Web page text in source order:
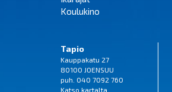
Koulukino
Tapio
Kauppakatu 27
80100 JOENSUU
puh. 040 7092 760
Katso kartalta